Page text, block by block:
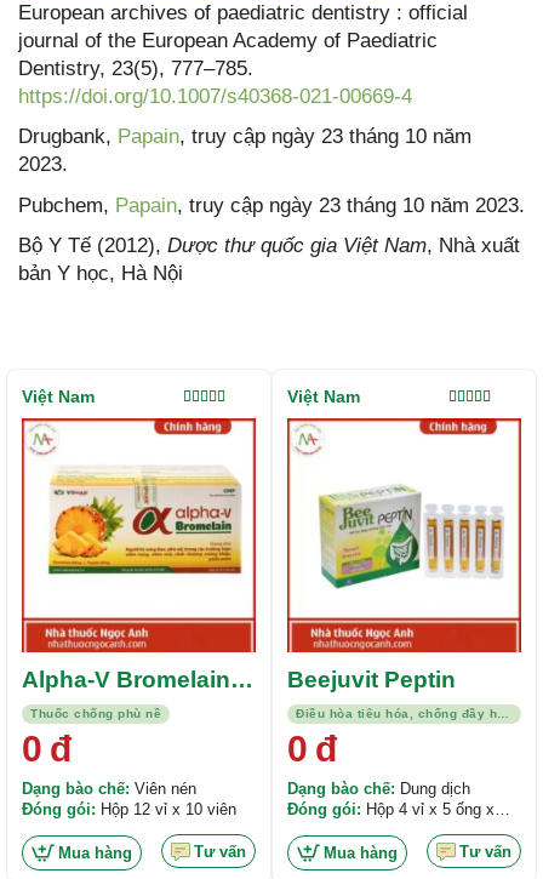
European archives of paediatric dentistry : official
journal of the European Academy of Paediatric
Dentistry, 23(5), 777–785.
https://doi.org/10.1007/s40368-021-00669-4
Drugbank, Papain, truy cập ngày 23 tháng 10 năm
2023.
Pubchem, Papain, truy cập ngày 23 tháng 10 năm 2023.
Bộ Y Tế (2012), Dược thư quốc gia Việt Nam, Nhà xuất
bản Y học, Hà Nội
Thuốc chống phù nề
Alpha-V Bromelain
Viphar
Được xếp
hạng5.00
0 đ
Dạng bào chế: Viên nén
Đóng gói: Hộp 12 vỉ x 10 viên
Mua hàng Tư vấn
Việt Nam
Điều hòa tiêu hóa, chống đầy hơi, kháng viêm
Beejuvit Peptin
Được xếp
hạng5.00
0 đ
Dạng bào chế: Dung dịch
Đóng gói: Hộp 4 vỉ x 5 ống x
Mua hàng
Tư vấn
Việt Nam